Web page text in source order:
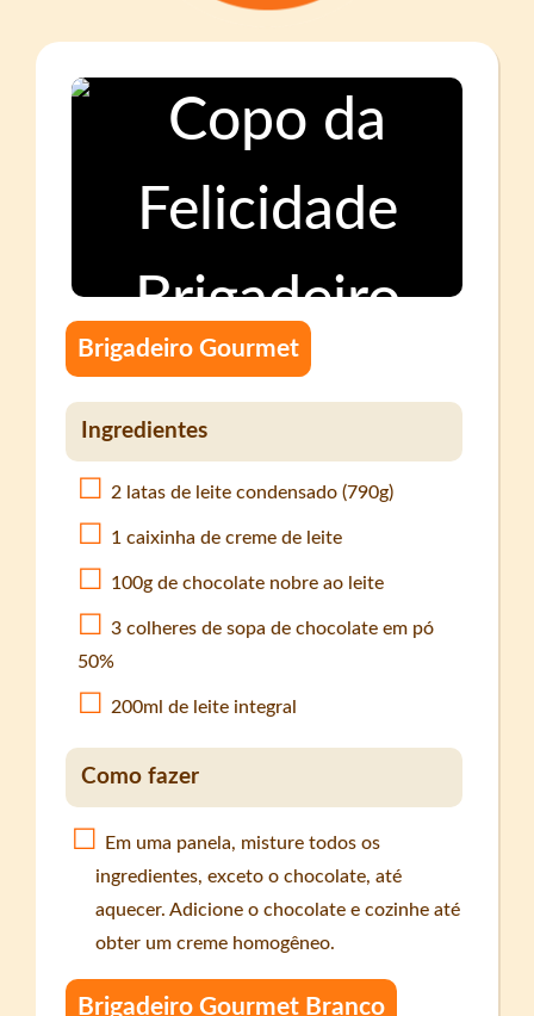
Brigadeiro Gourmet
Ingredientes
2 latas de leite condensado (790g)
1 caixinha de creme de leite
100g de chocolate nobre ao leite
3 colheres de sopa de chocolate em pó
50%
200ml de leite integral
Como fazer
Em uma panela, misture todos os
ingredientes, exceto o chocolate, até
aquecer. Adicione o chocolate e cozinhe até
obter um creme homogêneo.
Brigadeiro Gourmet Branco